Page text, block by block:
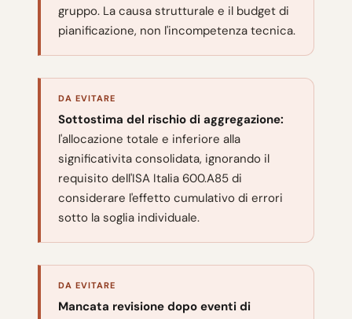
gruppo. La causa strutturale e il budget di
pianificazione, non l'incompetenza tecnica.
DA EVITARE
Sottostima del rischio di aggregazione:
l'allocazione totale e inferiore alla
significativita consolidata, ignorando il
requisito dell'ISA Italia 600.A85 di
considerare l'effetto cumulativo di errori
sotto la soglia individuale.
DA EVITARE
Mancata revisione dopo eventi di